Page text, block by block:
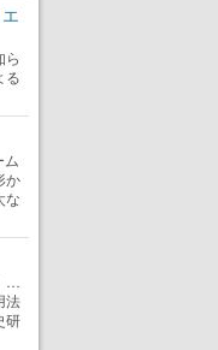
ら
る
ム
か
な
…
法
研